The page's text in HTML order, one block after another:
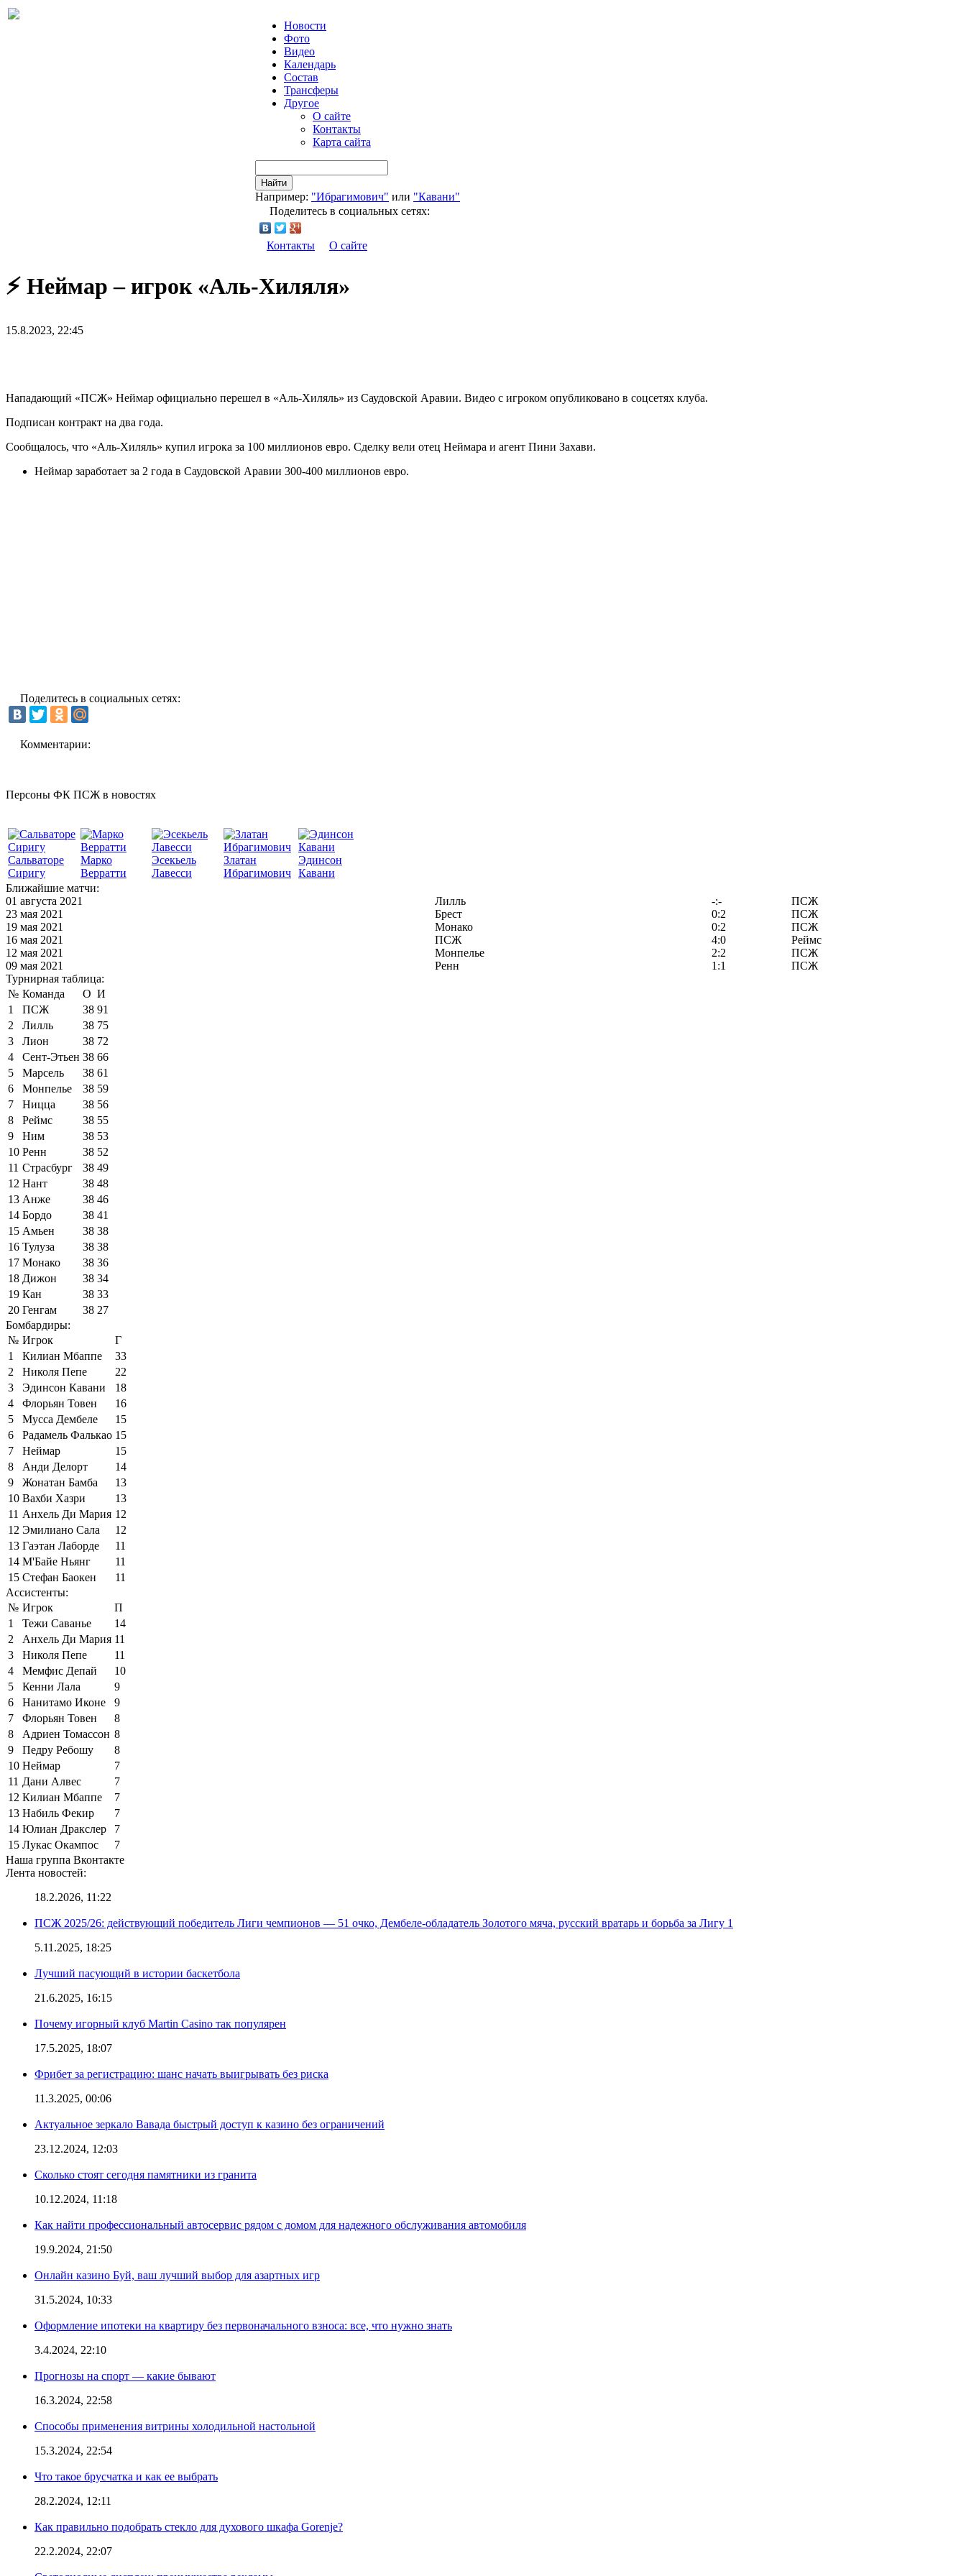
Новости
Фото
Видео
Календарь
Состав
Трансферы
Другое
О сайте
Контакты
Карта сайта
Найти
Например: "Ибрагимович" или "Кавани"
Поделитесь в социальных сетях:
Контакты О сайте
⚡️ Неймар – игрок «Аль-Хиляля»
15.8.2023, 22:45
Нападающий «ПСЖ» Неймар официально перешел в «Аль-Хиляль» из Саудовской Аравии. Видео с игроком опубликовано в соцсетях клуба.
Подписан контракт на два года.
Сообщалось, что «Аль-Хиляль» купил игрока за 100 миллионов евро. Сделку вели отец Неймара и агент Пини Захави.
Неймар заработает за 2 года в Саудовской Аравии 300-400 миллионов евро.
Поделитесь в социальных сетях:
Комментарии:
Персоны ФК ПСЖ в новостях
Сальваторе
Сиригу
Марко
Верратти
Эсекьель
Лавесси
Златан
Ибрагимович
Эдинсон
Кавани
Ближайшие матчи:
01 августа 2021
Лилль -:-
ПСЖ
23 мая 2021
Брест 0:2
ПСЖ
19 мая 2021
Монако 0:2
ПСЖ
16 мая 2021
ПСЖ 4:0
Реймс
12 мая 2021
Монпелье 2:2
ПСЖ
09 мая 2021
Ренн 1:1
ПСЖ
Турнирная таблица:
№ Команда О И
1
ПСЖ 38 91
2
Лилль 38 75
3
Лион 38 72
4
Сент-Этьен 38 66
5
Марсель 38 61
6
Монпелье 38 59
7
Ницца 38 56
8
Реймс 38 55
9
Ним 38 53
10 Ренн 38 52
11 Страсбург 38 49
12 Нант 38 48
13 Анже 38 46
14 Бордо 38 41
15 Амьен 38 38
16 Тулуза 38 38
17 Монако 38 36
18 Дижон 38 34
19 Кан 38 33
20 Генгам 38 27
Бомбардиры:
№ Игрок
Г
1
Килиан Мбаппе
33
2
Николя Пепе
22
3
Эдинсон Кавани
18
4
Флорьян Товен
16
5
Мусса Дембеле
15
6
Радамель Фалькао 15
7
Неймар
15
8
Анди Делорт
14
9
Жонатан Бамба
13
10 Вахби Хазри
13
11 Анхель Ди Мария 12
12 Эмилиано Сала
12
13 Гаэтан Лаборде
11
14 М'Байе Ньянг
11
15 Стефан Баокен
11
Ассистенты:
№ Игрок
П
1
Тежи Саванье
14
2
Анхель Ди Мария 11
3
Николя Пепе
11
4
Мемфис Депай
10
5
Кенни Лала
9
6
Нанитамо Иконе
9
7
Флорьян Товен
8
8
Адриен Томассон 8
9
Педру Ребошу
8
10 Неймар
7
11 Дани Алвес
7
12 Килиан Мбаппе
7
13 Набиль Фекир
7
14 Юлиан Дракслер
7
15 Лукас Окампос
7
Наша группа Вконтакте
Лента новостей:
18.2.2026, 11:22
ПСЖ 2025/26: действующий победитель Лиги чемпионов — 51 очко, Дембеле-обладатель Золотого мяча, русский вратарь и борьба за Лигу 1
5.11.2025, 18:25
Лучший пасующий в истории баскетбола
21.6.2025, 16:15
Почему игорный клуб Martin Casino так популярен
17.5.2025, 18:07
Фрибет за регистрацию: шанс начать выигрывать без риска
11.3.2025, 00:06
Актуальное зеркало Вавада быстрый доступ к казино без ограничений
23.12.2024, 12:03
Сколько стоят сегодня памятники из гранита
10.12.2024, 11:18
Как найти профессиональный автосервис рядом с домом для надежного обслуживания автомобиля
19.9.2024, 21:50
Онлайн казино Буй, ваш лучший выбор для азартных игр
31.5.2024, 10:33
Оформление ипотеки на квартиру без первоначального взноса: все, что нужно знать
3.4.2024, 22:10
Прогнозы на спорт — какие бывают
16.3.2024, 22:58
Способы применения витрины холодильной настольной
15.3.2024, 22:54
Что такое брусчатка и как ее выбрать
28.2.2024, 12:11
Как правильно подобрать стекло для духового шкафа Gorenje?
22.2.2024, 22:07